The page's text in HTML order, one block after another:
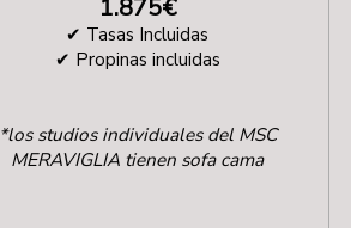
1.875€
✔ Tasas Incluidas
✔ Propinas incluidas
*los studios individuales del MSC
MERAVIGLIA tienen sofa cama